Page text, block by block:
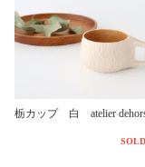
栃カップ 白 atelier